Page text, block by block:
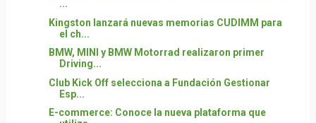
...
Kingston lanzará nuevas memorias CUDIMM para
el ch...
BMW, MINI y BMW Motorrad realizaron primer
Driving...
Club Kick Off selecciona a Fundación Gestionar
Esp...
E-commerce: Conoce la nueva plataforma que